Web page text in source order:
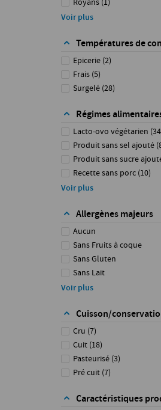
Royans (1)
Sysco Classic
Voir plus
Températures de
Epicerie (2)
Frais (5)
Surgelé (28)
Régimes
Lacto-ovo végétarien (34
Produit sans sel ajouté (
Produit sans sucre
Recette sans porc (10)
Végétalien / Végan
Voir plus
Allergènes majeurs
Aucun
Sans Fruits à coque
Sans Gluten
Sans Lait
Sans Oeuf
Voir plus
Cuisson/
Cru (7)
Cuit (18)
Pasteurisé (3)
Pré cuit (7)
Caractéristiques